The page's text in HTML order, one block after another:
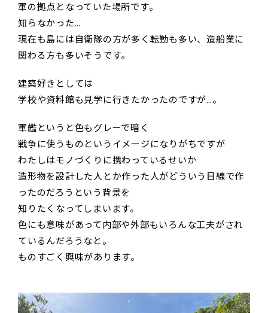
軍の拠点となっていた場所です。
知らなかった…
現在も島には自衛隊の方が多く転勤も多い、造船業に
関わる方も多いそうです。
建築好きとしては
学校や資料館も見学に行きたかったのですが…。
軍艦というと色もグレーで暗く
戦争に使うものというイメージになりがちですが
わたしはモノづくりに携わっているせいか
造形物を設計した人とか作った人がどういう目線で作
ったのだろうという背景を
知りたくなってしまいます。
色にも意味があって内部や外部もいろんな工夫がされ
ているんだろうなと。
ものすごく興味があります。